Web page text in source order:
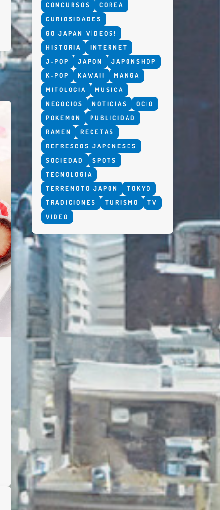
CONCURSOS
COREA
CURIOSIDADES
GO JAPAN VÍDEOS!
HISTORIA
INTERNET
J-POP
JAPON
JAPONSHOP
K-POP
KAWAII
MANGA
MITOLOGIA
MUSICA
NEGOCIOS
NOTICIAS
OCIO
POKEMON
PUBLICIDAD
RAMEN
RECETAS
REFRESCOS JAPONESES
SOCIEDAD
SPOTS
TECNOLOGIA
TERREMOTO JAPON
TOKYO
TRADICIONES
TURISMO
TV
VIDEO